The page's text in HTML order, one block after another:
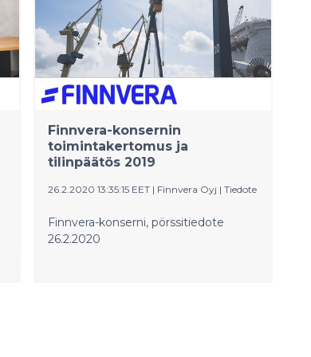
Merkittävää vaikutusta
liiketoimintaan Venäjä-pakotteilla on
neljännekseen (24 %) kyselyyn
vastanneista yrityksistä. Jonkin verran
merkitystä on 35 prosentille yrityksistä
ja hieman merkitystä 30 prosentille.
Finnvera-konsernin
toimintakertomus ja
tilinpäätös 2019
26.2.2020 13:35:15 EET | Finnvera Oyj | Tiedote
Finnvera-konserni, pörssitiedote
26.2.2020